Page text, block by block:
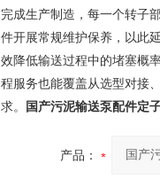
完成生产制造，每一个转子
件开展常规维护保养，以此
效降低输送过程中的堵塞概
程服务也能覆盖从选型对接
求。
国产污泥输送泵配件定
产品：